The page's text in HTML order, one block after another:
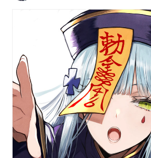
Would you let any of these endearing
the life out of you, or would you run
encountered one?